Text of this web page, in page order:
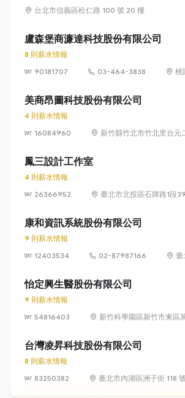
台北市信義區松仁路 100 號 20 樓
盧森堡商濂達科技股份有限公司
8 則薪水情報
90181707
03-464-3838
桃
美商昂圖科技股份有限公司
4 則薪水情報
16084960
新竹縣竹北市竹北里台元
鳳三設計工作室
4 則薪水情報
26366952
臺北市北投區石牌路1段
康和資訊系統股份有限公司
9 則薪水情報
12403534
02-87987166
臺
怡定興生醫股份有限公司
9 則薪水情報
54816403
新竹科學園區新竹市東區
台灣凌昇科技股份有限公司
8 則薪水情報
83250382
臺北市內湖區洲子街 118